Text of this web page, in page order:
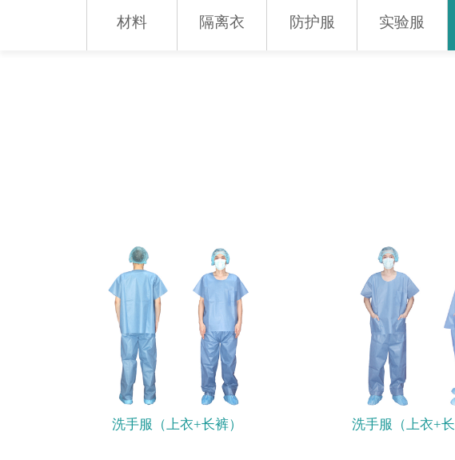
材料 隔离衣 防护服 实验服
洗手服（上衣+长裤） 洗手服（上衣+长